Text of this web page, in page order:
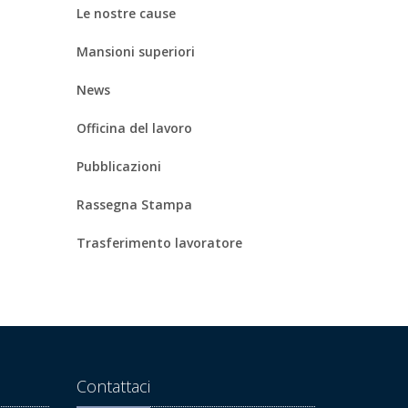
Le nostre cause
Mansioni superiori
News
Officina del lavoro
Pubblicazioni
Rassegna Stampa
Trasferimento lavoratore
Contattaci